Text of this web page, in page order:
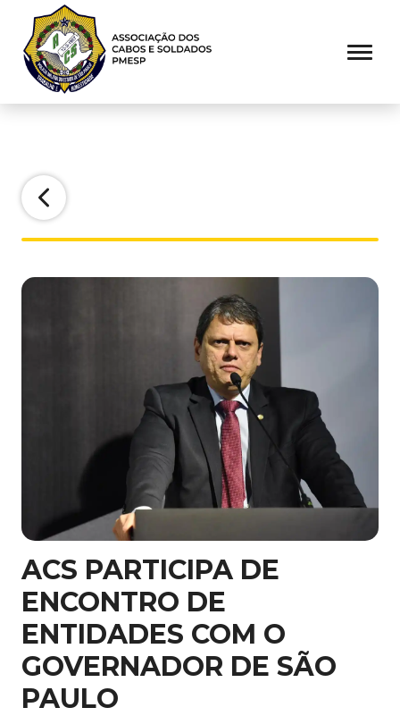
Voltar
ACS PARTICIPA DE
ENCONTRO DE
ENTIDADES COM O
GOVERNADOR DE SÃO
PAULO